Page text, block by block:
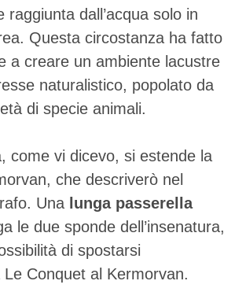
raggiunta dall’acqua solo in
Questa circostanza ha fatto
a creare un ambiente lacustre
naturalistico, popolato da
di specie animali.
come vi dicevo, si estende la
che descriverò nel
Una lunga passerella
le due sponde dell’insenatura,
di spostarsi
Conquet al Kermorvan.